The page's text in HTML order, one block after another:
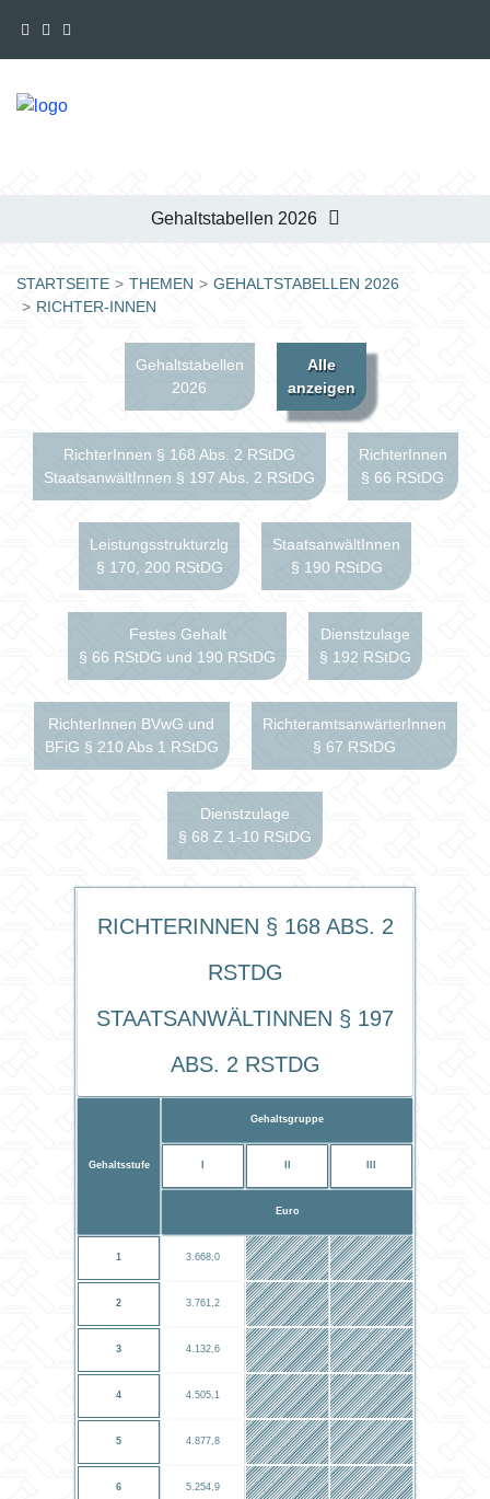
Gehaltstabellen 2026
STARTSEITE THEMEN
GEHALTSTABELLEN 2026
RICHTER-INNEN
Gehaltstabellen
2026
Alle
anzeigen
RichterInnen § 168 Abs. 2 RStDG
StaatsanwältInnen § 197 Abs. 2 RStDG
RichterInnen
§ 66 RStDG
Leistungsstrukturzlg
§ 170, 200 RStDG
StaatsanwältInnen
§ 190 RStDG
Festes Gehalt
§ 66 RStDG und 190 RStDG
Dienstzulage
§ 192 RStDG
RichterInnen BVwG und
BFiG § 210 Abs 1 RStDG
RichteramtsanwärterInnen
§ 67 RStDG
Dienstzulage
§ 68 Z 1-10 RStDG
RichterInnen § 168 Abs. 2
RStDG
StaatsanwältInnen § 197
Abs. 2 RStDG
Gehaltsstufe
Gehaltsgruppe
Euro
1 3.668,0
2 3.761,2
3 4.132,6
4 4.505,1
5 4.877,8
6 5.254,9